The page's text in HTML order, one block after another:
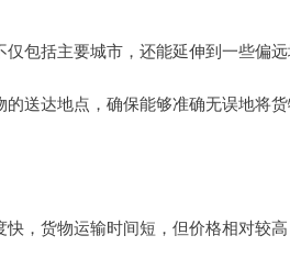
包括主要城市，还能延伸到一些偏
送达地点，确保能够准确无误地将货
，货物运输时间短，但价格相对较